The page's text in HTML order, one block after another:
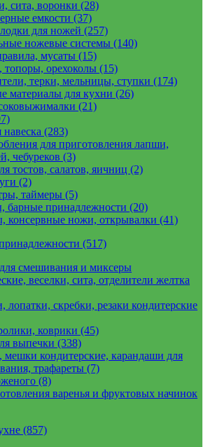
сита, воронки (28)
емкости (37)
для ножей (257)
ножевые системы (140)
мусаты (15)
орехоколы (15)
терки, мельницы, ступки (174)
материалы для кухни (26)
(21)
навеска (283)
для приготовления лапши,
чебуреков (3)
тостов, салатов, яичниц (2)
(2)
таймеры (5)
барные принадлежности (20)
консервные ножи, открывалки (41)
(517)
смешивания и миксеры
веселки, сита, отделители желтка
лопатки, скребки, резаки кондитерские
коврики (45)
выпечки (338)
кондитерские, карандаши для
трафареты (7)
(8)
варенья и фруктовых начинок
(857)